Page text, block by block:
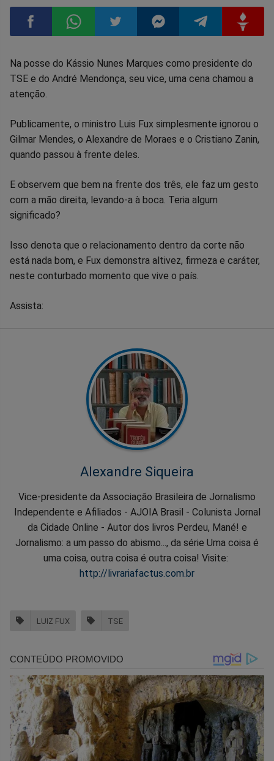
Compartilhar
no
Facebook
Compartilhar
Whatsapp
Compartilhar
Twitter
Compartilhar
Messenger
Compartilhar
TelegramGettr
Na posse do Kássio Nunes Marques como presidente do
TSE e do André Mendonça, seu vice, uma cena chamou a
atenção.
Publicamente, o ministro Luis Fux simplesmente ignorou o
Gilmar Mendes, o Alexandre de Moraes e o Cristiano Zanin,
quando passou à frente deles.
E observem que bem na frente dos três, ele faz um gesto
com a mão direita, levando-a à boca. Teria algum
significado?
Isso denota que o relacionamento dentro da corte não
está nada bom, e Fux demonstra altivez, firmeza e caráter,
neste conturbado momento que vive o país.
Assista:
Alexandre Siqueira
Vice-presidente da Associação Brasileira de Jornalismo
Independente e Afiliados - AJOIA Brasil - Colunista Jornal
da Cidade Online - Autor dos livros Perdeu, Mané! e
Jornalismo: a um passo do abismo..., da série Uma coisa é
uma coisa, outra coisa é outra coisa! Visite:
http://livrariafactus.com.br
LUIZ FUX TSE